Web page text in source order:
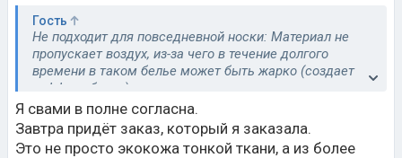
Гость
Не подходит для повседневной носки: Материал не
пропускает воздух, из-за чего в течение долгого
времени в таком белье может быть жарко (создает
«эффект бани»).
Я свами в полне согласна.
Завтра придёт заказ, который я заказала.
Это не просто экокожа тонкой ткани, а из более